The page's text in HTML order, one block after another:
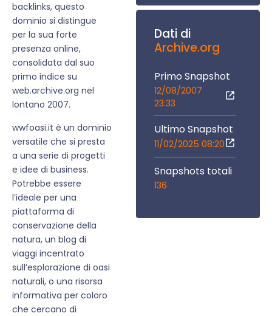
backlinks, questo
dominio si distingue
per la sua forte
presenza online,
consolidata dal suo
primo indice su
web.archive.org nel
lontano 2007.
wwfoasi.it è un dominio
versatile che si presta
a una serie di progetti
e idee di business.
Potrebbe essere
l’ideale per una
piattaforma di
conservazione della
natura, un blog di
viaggi incentrato
sull’esplorazione di oasi
naturali, o una risorsa
informativa per coloro
che cercano di
Dati di
Archive.org
Primo Snapshot
12/08/2007
23:33
Ultimo Snapshot
11/02/2025 08:20
Snapshots totali
136